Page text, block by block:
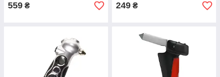
559 ₴ 249 ₴